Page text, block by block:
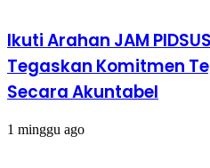
Ikuti Arahan JAM
Tegaskan Komitmen
Secara Akuntabel
1 minggu ago